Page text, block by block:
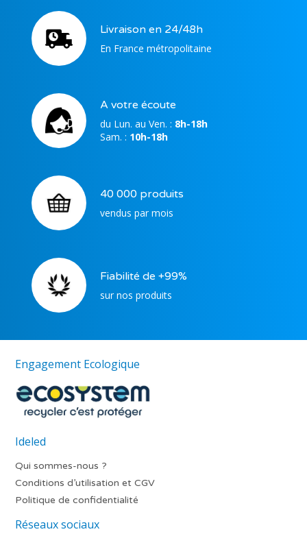
Livraison en 24/48h
En France métropolitaine
A votre écoute
du Lun. au Ven. : 8h-18h
Sam. : 10h-18h
40 000 produits
vendus par mois
Fiabilité de +99%
sur nos produits
Engagement Ecologique
Ideled
Qui sommes-nous ?
Conditions d’utilisation et CGV
Politique de confidentialité
Réseaux sociaux